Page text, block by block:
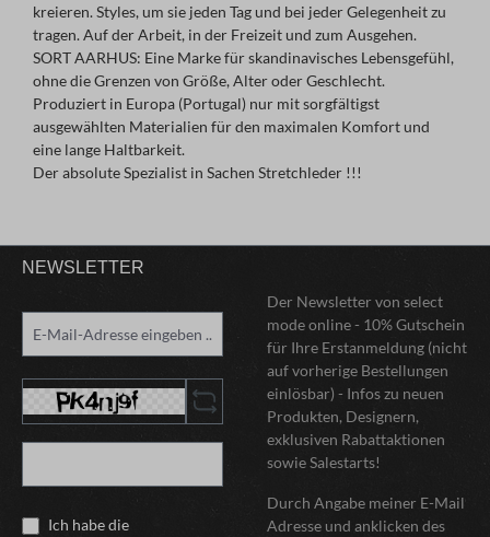
kreieren. Styles, um sie jeden Tag und bei jeder Gelegenheit zu
tragen. Auf der Arbeit, in der Freizeit und zum Ausgehen.
SORT AARHUS: Eine Marke für skandinavisches Lebensgefühl,
ohne die Grenzen von Größe, Alter oder Geschlecht.
Produziert in Europa (Portugal) nur mit sorgfältigst
ausgewählten Materialien für den maximalen Komfort und
eine lange Haltbarkeit.
Der absolute Spezialist in Sachen Stretchleder !!!
NEWSLETTER
Ich habe die
Der Newsletter von select
mode online - 10% Gutschein
für Ihre Erstanmeldung (nicht
auf vorherige Bestellungen
einlösbar) - Infos zu neuen
Produkten, Designern,
exklusiven Rabattaktionen
sowie Salestarts!
Durch Angabe meiner E-Mail
Adresse und anklicken des